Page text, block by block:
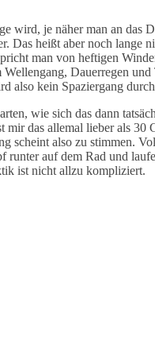
wird, je näher man an das
Das heißt aber noch lange
man von heftigen
Wellengang, Dauerregen und
also kein Spaziergang
wie sich das dann
mir das allemal lieber als 30
scheint also zu stimmen.
runter auf dem Rad und
ist nicht allzu kompliziert.